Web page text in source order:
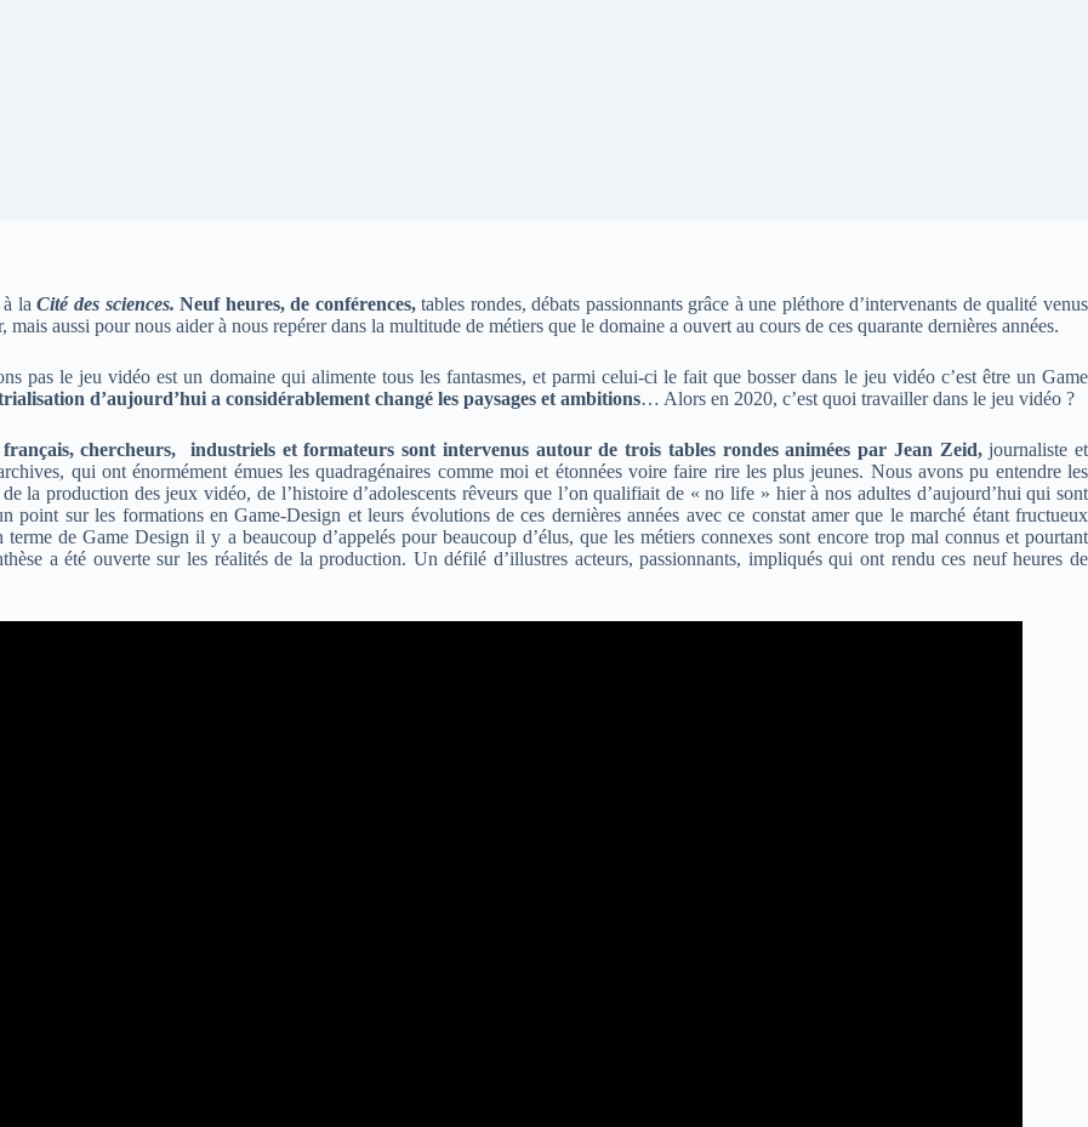
à laCité des sciences.Neuf heures, de conférences,tables rondes, débats passionnants grâce à une pléthore d’intervenants de qualité venus
aussi pour nous aider à nous repérer dans la multitude de métiers que le domaine a ouvert au cours de ces quarante dernières années.
pas le jeu vidéo est un domaine qui alimente tous les fantasmes, et parmi celui-ci le fait que bosser dans le jeu vidéo c’est être un Game
d’aujourd’hui a considérablement changé les paysages et ambitions… Alors en 2020, c’est quoi travailler dans le jeu vidéo ?
chercheurs, industriels et formateurs sont intervenus autour de trois tables rondes animées par Jean Zeid,journaliste et
qui ont énormément émues les quadragénaires comme moi et étonnées voire faire rire les plus jeunes. Nous avons pu entendre les
la production des jeux vidéo, de l’histoire d’adolescents rêveurs que l’on qualifiait de « no life » hier à nos adultes d’aujourd’hui qui sont
sur les formations en Game-Design et leurs évolutions de ces dernières années avec ce constat amer que le marché étant fructueux
terme de Game Design il y a beaucoup d’appelés pour beaucoup d’élus, que les métiers connexes sont encore trop mal connus et pourtant
a été ouverte sur les réalités de la production. Un défilé d’illustres acteurs, passionnants, impliqués qui ont rendu ces neuf heures de